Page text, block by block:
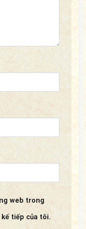
web trong
tiếp của tôi.